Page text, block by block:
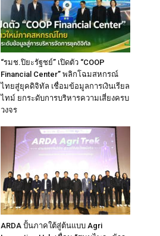
“รมช.ปิยะรัฐชย์” เปิดตัว “COOP
Financial Center” พลิกโฉมสหกรณ์
ไทยสู่ยุคดิจิทัล เชื่อมข้อมูลการเงินเรียล
ไทม์ ยกระดับการบริหารความเสี่ยงครบ
วงจร
ARDA ปั้นภาคใต้สู่ต้นแบบ Agri